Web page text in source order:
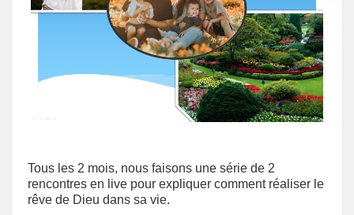
Tous les 2 mois, nous faisons une série de 2
rencontres en live pour expliquer comment réaliser le
rêve de Dieu dans sa vie.